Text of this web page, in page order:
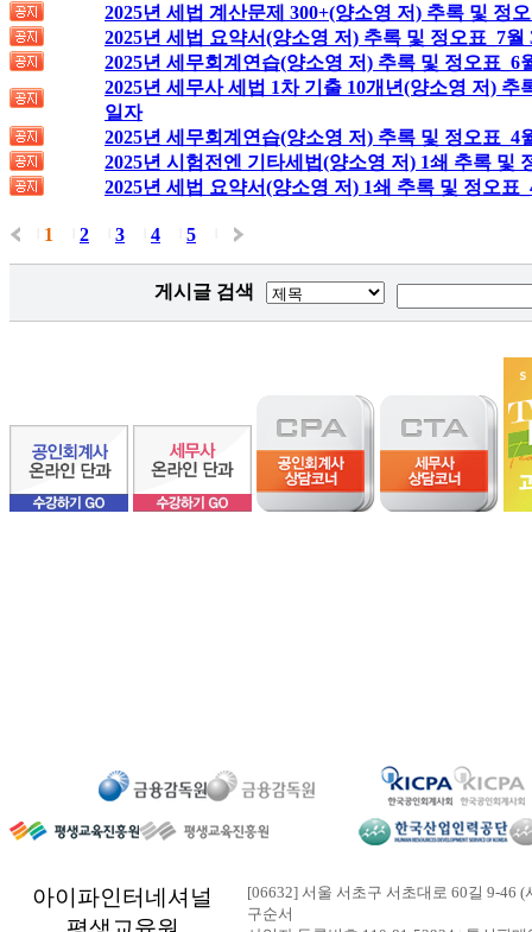
2025년 세법 계산문제 300+(양소영 저) 추록 및 정
2025년 세법 요약서(양소영 저) 추록 및 정오표_7월
2025년 세무회계연습(양소영 저) 추록 및 정오표_6
2025년 세무사 세법 1차 기출 10개년(양소영 저) 추
일자
2025년 세무회계연습(양소영 저) 추록 및 정오표_4
2025년 시험전엔 기타세법(양소영 저) 1쇄 추록 및
2025년 세법 요약서(양소영 저) 1쇄 추록 및 정오표
1 2 3 4 5
게시글 검색
아이파인터네셔널
[06632] 서울 서초구 서초대로 60길 9-46
구순서